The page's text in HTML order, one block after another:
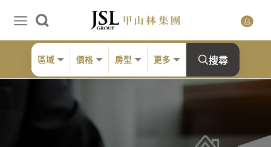
區域 價格 房型 更多 搜尋